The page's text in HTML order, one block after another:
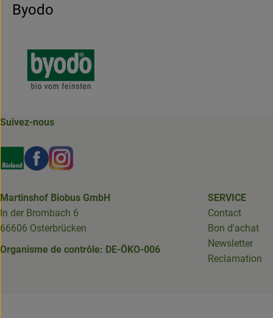
Byodo
Suivez-nous
Externer Link zu https://www.bioland.de/verbraucher
Externer Link zu https://www.facebook.com/
Externer Link zu https://www.instagram.com/
Martinshof Biobus GmbH
In der Brombach 6
66606 Osterbrücken
Organisme de contrôle: DE-ÖKO-006
SERVICE
Contact
Bon d'achat
Newsletter
Reclamation